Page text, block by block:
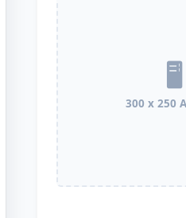
300 x 250